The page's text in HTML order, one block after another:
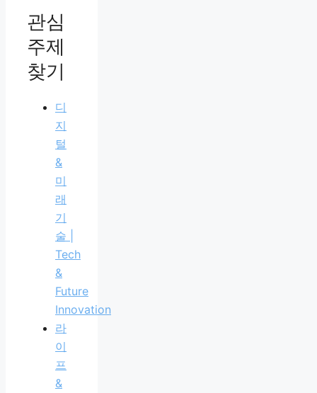
관심
주제
찾기
디
지
털
&
미
래
기
술 |
Tech
&
Future
Innovation
라
이
프
&